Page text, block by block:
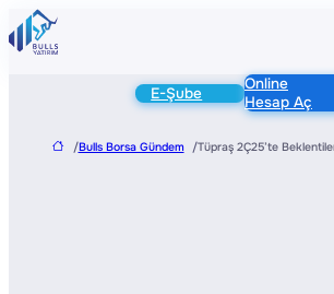
E-Şube
Online
Hesap Aç
/Bulls Borsa Gündem /Tüpraş 2Ç25’te